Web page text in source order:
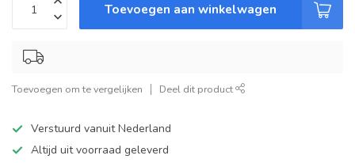
Toevoegen aan winkelwagen
Toevoegen om te vergelijken Deel dit product
Verstuurd vanuit Nederland
Altijd uit voorraad geleverd